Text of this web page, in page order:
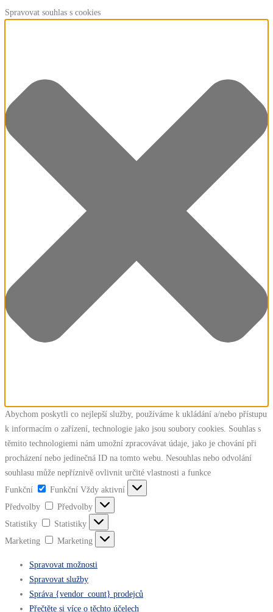
Spravovat souhlas s cookies
Abychom poskytli co nejlepší služby, používáme k ukládání a/nebo přístupu
k informacím o zařízení, technologie jako jsou soubory cookies. Souhlas s
těmito technologiemi nám umožní zpracovávat údaje, jako je chování při
procházení nebo jedinečná ID na tomto webu. Nesouhlas nebo odvolání
souhlasu může nepříznivě ovlivnit určité vlastnosti a funkce
Funkční
Funkční Vždy aktivní
Předvolby
Předvolby
Statistiky
Statistiky
Marketing
Marketing
Spravovat možnosti
Spravovat služby
Správa {vendor_count} prodejců
Přečtěte si více o těchto účelech